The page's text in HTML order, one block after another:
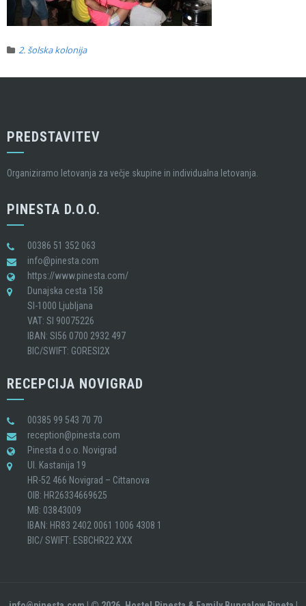
2. šolska kolonija
PREDSTAVITEV
Organiziramo letovanja za večje skupine in individualna letovanja.
PINESTA D.O.O.
00386 51 352 063
info@pinesta.com
https://www.pinesta.com/
Dunajska cesta 158
SI-1000 Ljubljana
VAT: SI 90075226
IBAN: SI56 0700 2932 497
BIC/SWIFT: GORESI2X
RECEPCIJA NOVIGRAD
00385 99 543 70 70
reception@pinesta.com
Pinesta d.o.o. Novigrad
Ul. Kastanija 19
HR-52 466 Novigrad – Cittanova
OIB: HR26334669625
MB: 03843009
IBAN: HR83 2402 0061 1006 4308 1
BIC/ SWIFT: ESBCHR22 XXX